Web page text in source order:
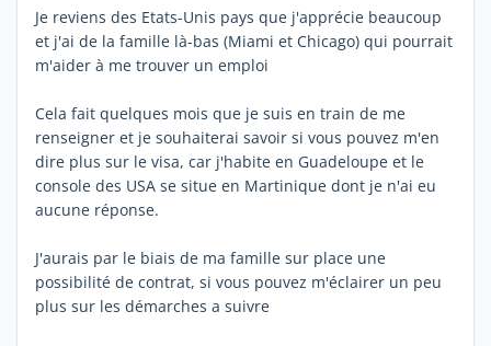
Je reviens des Etats-Unis pays que j'apprécie beaucoup
et j'ai de la famille là-bas (Miami et Chicago) qui pourrait
m'aider à me trouver un emploi
Cela fait quelques mois que je suis en train de me
renseigner et je souhaiterai savoir si vous pouvez m'en
dire plus sur le visa, car j'habite en Guadeloupe et le
console des USA se situe en Martinique dont je n'ai eu
aucune réponse.
J'aurais par le biais de ma famille sur place une
possibilité de contrat, si vous pouvez m'éclairer un peu
plus sur les démarches a suivre